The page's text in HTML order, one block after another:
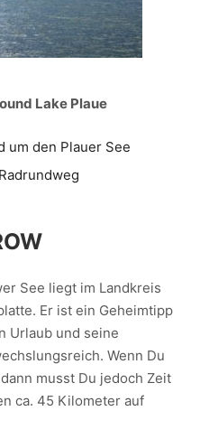
Lake Plaue
um den Plauer See
See liegt im Landkreis
Er ist ein Geheimtipp
Urlaub und seine
Wenn Du
musst Du jedoch Zeit
ca. 45 Kilometer auf